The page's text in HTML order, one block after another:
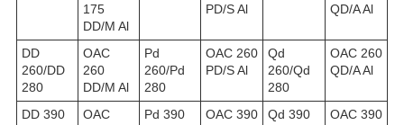
175
DD/M Al
PD/S Al
QD/A Al
DD
260/DD
280
OAC
260
DD/M Al
Pd
260/Pd
280
OAC 260
PD/S Al
Qd
260/Qd
280
OAC 260
QD/A Al
DD 390
OAC
Pd 390
OAC 390
Qd 390
OAC 390